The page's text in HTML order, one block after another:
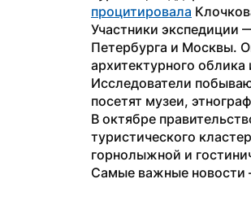
процитировала
Участники экспедиции
Петербурга и Москвы.
архитектурного
Исследователи
посетят музеи,
В октябре
туристического
горнолыжной и
Самые важные новости